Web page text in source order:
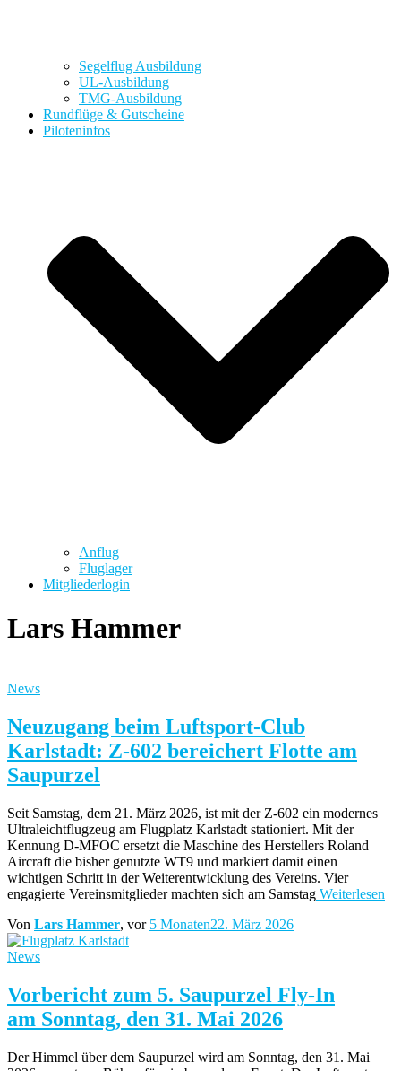
Segelflug Ausbildung
UL-Ausbildung
TMG-Ausbildung
Rundflüge & Gutscheine
Piloteninfos
Anflug
Fluglager
Mitgliederlogin
Lars Hammer
News
Neuzugang beim Luftsport-Club
Karlstadt: Z-602 bereichert Flotte am
Saupurzel
Seit Samstag, dem 21. März 2026, ist mit der Z-602 ein modernes
Ultraleichtflugzeug am Flugplatz Karlstadt stationiert. Mit der
Kennung D-MFOC ersetzt die Maschine des Herstellers Roland
Aircraft die bisher genutzte WT9 und markiert damit einen
wichtigen Schritt in der Weiterentwicklung des Vereins. Vier
engagierte Vereinsmitglieder machten sich am Samstag Weiterlesen
Von Lars Hammer, vor 5 Monaten22. März 2026
News
Vorbericht zum 5. Saupurzel Fly-In
am Sonntag, den 31. Mai 2026
Der Himmel über dem Saupurzel wird am Sonntag, den 31. Mai